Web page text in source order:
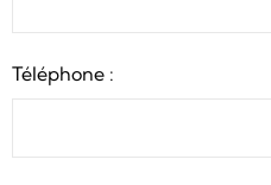
Téléphone :